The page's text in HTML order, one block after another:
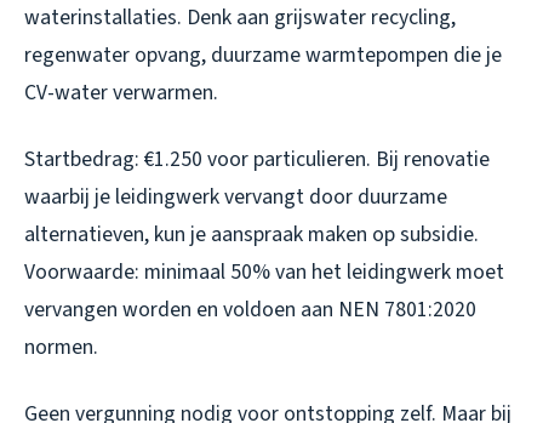
waterinstallaties. Denk aan grijswater recycling,
regenwater opvang, duurzame warmtepompen die je
CV-water verwarmen.
Startbedrag: €1.250 voor particulieren. Bij renovatie
waarbij je leidingwerk vervangt door duurzame
alternatieven, kun je aanspraak maken op subsidie.
Voorwaarde: minimaal 50% van het leidingwerk moet
vervangen worden en voldoen aan NEN 7801:2020
normen.
Geen vergunning nodig voor ontstopping zelf. Maar bij